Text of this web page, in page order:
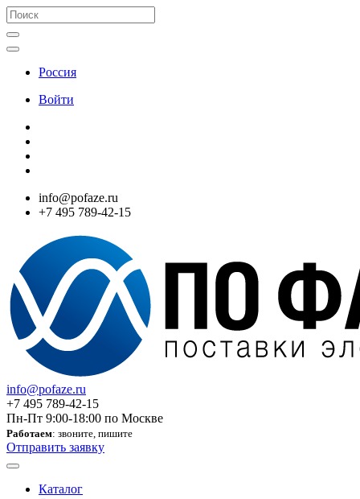
Россия
Войти
info@pofaze.ru
+7 495 789-42-15
info@pofaze.ru
+7 495 789-42-15
Пн-Пт 9:00-18:00 по Москве
Работаем: звоните, пишите
Отправить заявку
Каталог